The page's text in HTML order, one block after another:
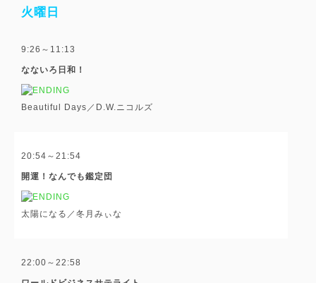
火曜日
9:26～11:13
なないろ日和！
Beautiful Days／D.W.ニコルズ
20:54～21:54
開運！なんでも鑑定団
太陽になる／冬月みぃな
22:00～22:58